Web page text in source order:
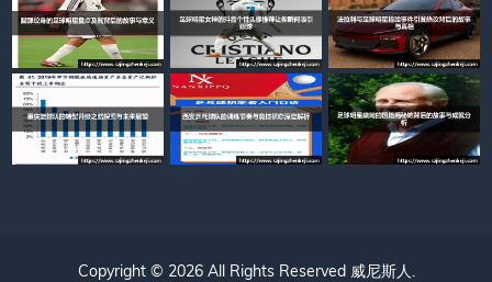
Copyright © 2026 All Rights Reserved 威尼斯人.